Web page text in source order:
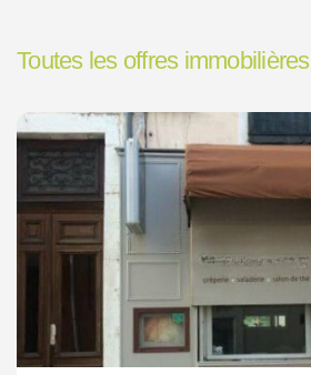
Toutes les offres immobilières